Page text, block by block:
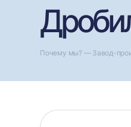
Почему мы? — Завод-